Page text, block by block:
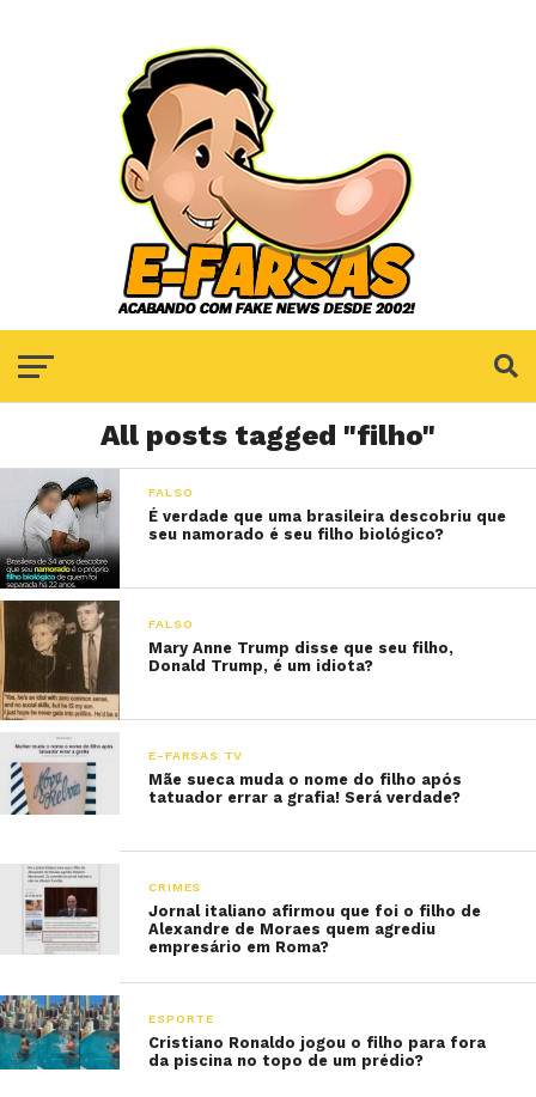
All posts tagged "filho"
FALSO
É verdade que uma brasileira descobriu que
seu namorado é seu filho biológico?
FALSO
Mary Anne Trump disse que seu filho,
Donald Trump, é um idiota?
E-FARSAS TV
Mãe sueca muda o nome do filho após
tatuador errar a grafia! Será verdade?
CRIMES
Jornal italiano afirmou que foi o filho de
Alexandre de Moraes quem agrediu
empresário em Roma?
ESPORTE
Cristiano Ronaldo jogou o filho para fora
da piscina no topo de um prédio?